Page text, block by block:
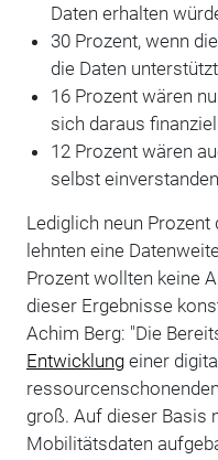
Daten erhalten
30 Prozent, wenn
die Daten
16 Prozent wären
sich daraus
12 Prozent wären
selbst
Lediglich neun
lehnten eine
Prozent wollten keine
dieser Ergebnisse
Achim Berg: "Die
Entwicklungeiner
groß. Auf dieser Basis
Mobilitätsdaten